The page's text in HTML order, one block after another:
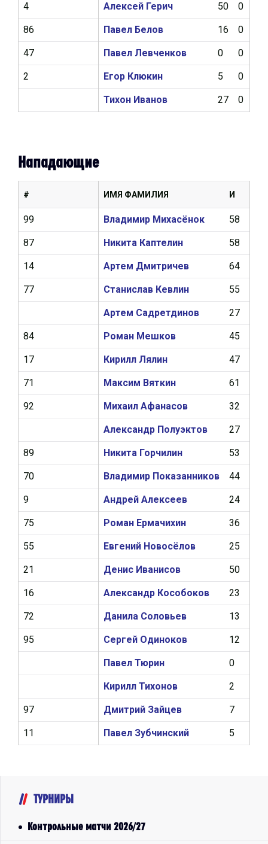
Алексей Герич 50 0
Павел Белов 16 0
Павел Левченков 0 0
Егор Клюкин 5 0
Тихон Иванов 27 0
4
86
47
2
Нападающие
ИМЯ ФАМИЛИЯ И
Владимир Михасёнок 58
Никита Каптелин 58
Артем Дмитричев 64
Станислав Кевлин 55
Артем Садретдинов 27
Роман Мешков 45
Кирилл Лялин 47
Максим Вяткин 61
Михаил Афанасов 32
Александр Полуэктов 27
Никита Горчилин 53
Владимир Показанников 44
Андрей Алексеев 24
Роман Ермачихин 36
Евгений Новосёлов 25
Денис Иванисов 50
Александр Кособоков 23
Данила Соловьев 13
Сергей Одиноков 12
Павел Тюрин 0
Кирилл Тихонов 2
Дмитрий Зайцев 7
Павел Зубчинский 5
#
99
87
14
77
84
17
71
92
89
70
9
75
55
21
16
72
95
97
11
ТУРНИРЫ
Контрольные матчи 2026/27